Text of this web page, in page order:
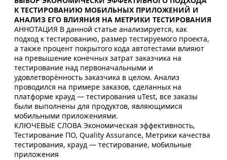
К ТЕСТИРОВАНИЮ МОБИЛЬНЫХ ПРИЛОЖЕНИЙ И
АНАЛИЗ ЕГО ВЛИЯНИЯ НА МЕТРИКИ ТЕСТИРОВАНИЯ
АННОТАЦИЯ В данной статье анализируется, как
подход к тестированию, размер тестируемого проекта,
а также процент покрытого кода автотестами влияют
на превышение конечных затрат заказчика на
тестирование над первоначальными и
удовлетворённость заказчика в целом. Анализ
проводился на примере заказов, сделанных на
платформе крауд — тестирования uTest, все заказы
были выполнены для продуктов, являющимися
мобильными приложениями.
КЛЮЧЕВЫЕ СЛОВА Экономическая эффективность,
Тестирование ПО, Quality Assurance, Метрики качества
тестирования, крауд — тестирование, мобильные
приложения